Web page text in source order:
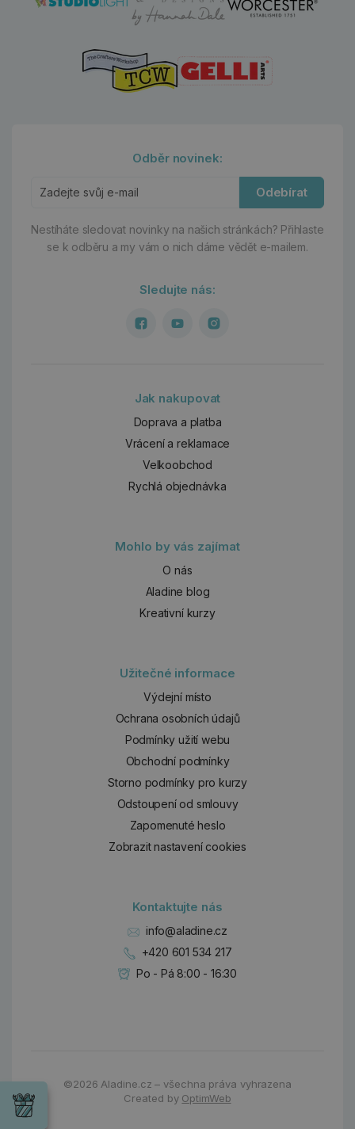
Odběr novinek:
Odebírat
Nestíháte sledovat novinky na našich stránkách? Přihlaste
se k odběru a my vám o nich dáme vědět e-mailem.
Sledujte nás:
Jak nakupovat
Doprava a platba
Vrácení a reklamace
Velkoobchod
Rychlá objednávka
Mohlo by vás zajímat
O nás
Aladine blog
Kreativní kurzy
Užitečné informace
Výdejní místo
Ochrana osobních údajů
Podmínky užití webu
Obchodní podmínky
Storno podmínky pro kurzy
Odstoupení od smlouvy
Zapomenuté heslo
Zobrazit nastavení cookies
Kontaktujte nás
info@aladine.cz
+420 601 534 217
Po - Pá 8:00 - 16:30
©2026 Aladine.cz – všechna práva vyhrazena
Created by OptimWeb
Wrendale
Chci si vybrat